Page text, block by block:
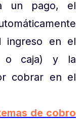
un pago, el
ingreso en el
o caja) y la
cobrar en el
de cobro